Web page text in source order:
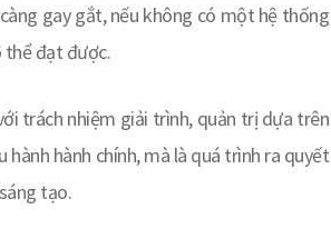
gay gắt, nếu không có một hệ thống
thể đạt được.
trách nhiệm giải trình, quản trị dựa trên
hành chính, mà là quá trình ra quyết
tạo.